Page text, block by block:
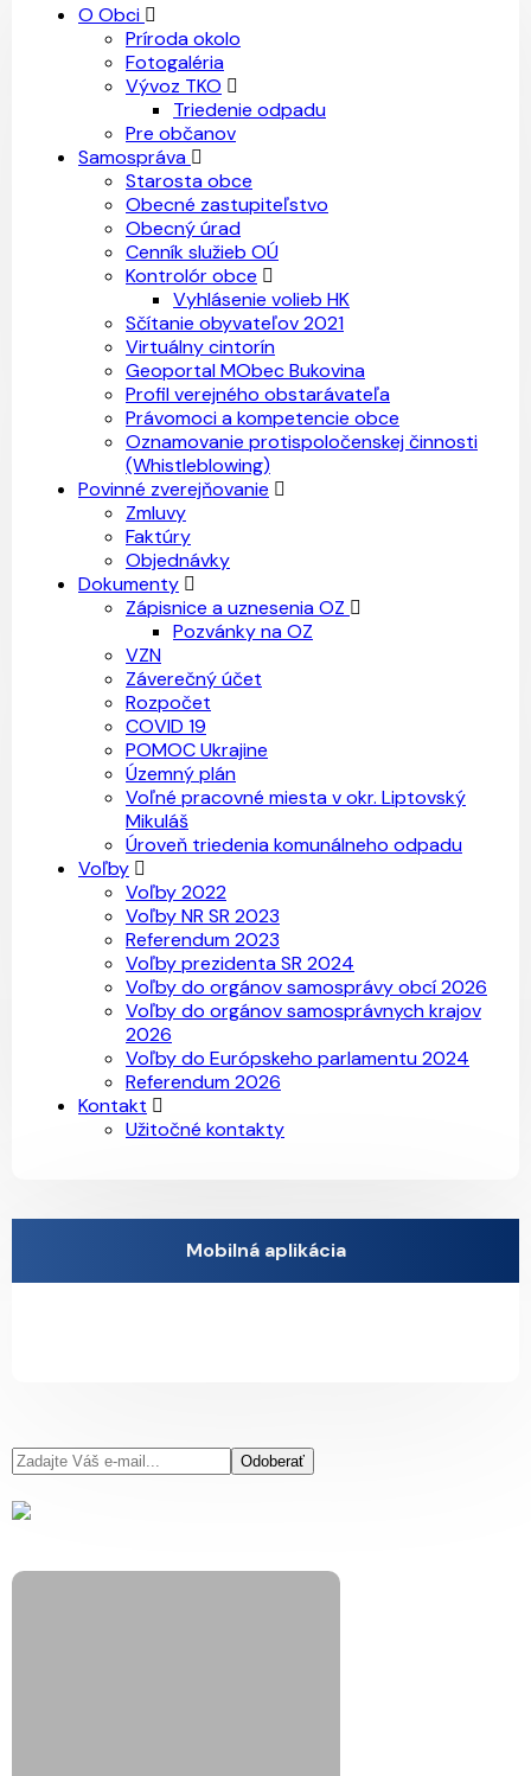
O Obci
Príroda okolo
Fotogaléria
Vývoz TKO
Triedenie odpadu
Pre občanov
Samospráva
Starosta obce
Obecné zastupiteľstvo
Obecný úrad
Cenník služieb OÚ
Kontrolór obce
Vyhlásenie volieb HK
Sčítanie obyvateľov 2021
Virtuálny cintorín
Geoportal MObec Bukovina
Profil verejného obstarávateľa
Právomoci a kompetencie obce
Oznamovanie protispoločenskej činnosti
(Whistleblowing)
Povinné zverejňovanie
Zmluvy
Faktúry
Objednávky
Dokumenty
Zápisnice a uznesenia OZ
Pozvánky na OZ
VZN
Záverečný účet
Rozpočet
COVID 19
POMOC Ukrajine
Územný plán
Voľné pracovné miesta v okr. Liptovský
Mikuláš
Úroveň triedenia komunálneho odpadu
Voľby
Voľby 2022
Voľby NR SR 2023
Referendum 2023
Voľby prezidenta SR 2024
Voľby do orgánov samosprávy obcí 2026
Voľby do orgánov samosprávnych krajov
2026
Voľby do Európskeho parlamentu 2024
Referendum 2026
Kontakt
Užitočné kontakty
Mobilná aplikácia
Odoberať